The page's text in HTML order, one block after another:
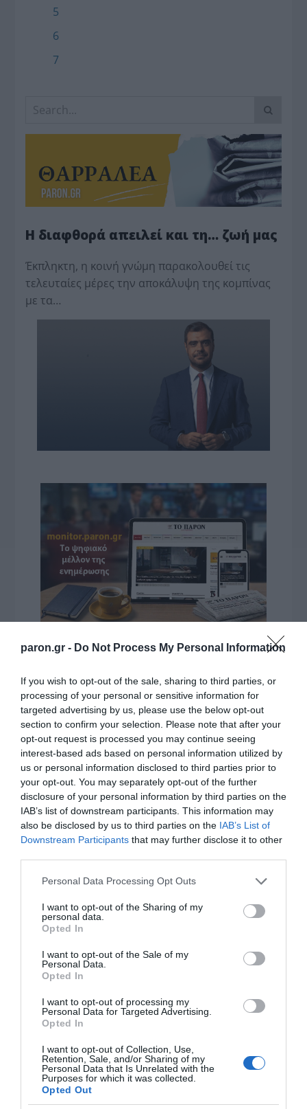
paron.gr - Do Not Process My Personal Information
If you wish to opt-out of the sale, sharing to third parties, or
processing of your personal or sensitive information for
targeted advertising by us, please use the below opt-out
section to confirm your selection. Please note that after your
opt-out request is processed you may continue seeing
interest-based ads based on personal information utilized by
us or personal information disclosed to third parties prior to
your opt-out. You may separately opt-out of the further
disclosure of your personal information by third parties on the
IAB’s list of downstream participants. This information may
also be disclosed by us to third parties on the IAB’s List of
Downstream Participants that may further disclose it to other
Please note that this website/app uses one or more Google
not limited to your visit or usage behaviour. You may click to
grant or deny consent to Google and its third-party tags to
use your data for below specified purposes in below Google
consent section.
Personal Data Processing Opt Outs
I want to opt-out of the Sharing of my
personal data.
Opted In
I want to opt-out of the Sale of my
Personal Data.
Opted In
I want to opt-out of processing my
Personal Data for Targeted Advertising.
Opted In
I want to opt-out of Collection, Use,
Retention, Sale, and/or Sharing of my
Personal Data that Is Unrelated with the
Purposes for which it was collected.
Opted Out
5
6
7
Η διαφθορά απειλεί και τη… ζωή μας
Έκπληκτη, η κοινή γνώμη παρακολουθεί τις
τελευταίες μέρες την αποκάλυψη της κο­μπίνας
με τα…
VIDCASTS
ΠΑΥΛΟΣ ΜΑΡΙΝΑΚΗΣ: «ΔΕΝ ΗΘΕΛΑ ΝΑ ΑΦΗΣΩ ΣΤΟΝ
ΕΠΟΜΕΝΟ ΜΙΑ ΚΑΥΤΗ ΠΑΤΑΤΑ»
Ο κυβερνητικός εκπρόσωπος,
Παύλος Μαρινάκης, ανοίγει τα
χαρτιά του στις «Τυπολογίες»
σε ένα vidcast που μιλάει για
τις μεγάλες τομές στον χώρο
των Μέσων Μαζικής
Ενημέρωσης. Σε μια εφ’ όλης της ύλης
ραδιοφωνικές άδειες, το πακέτο στήριξης των 80
εκατομμυρίων ευρώ για τον Τύπο, αλλά και την
πρωτοβουλία για την άρση της ανωνυμίας στο